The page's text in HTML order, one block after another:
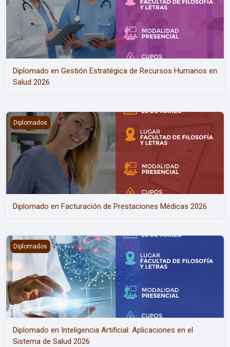
Diplomado en Gestión Estratégica de Recursos Humanos en
Salud 2026
Diplomado en Facturación de Prestaciones Médicas 2026
Diplomados
Diplomado en Facturación de Prestaciones Médicas 2026
Diplomado en Inteligencia Artificial: Aplicaciones en el Sistema
Diplomados
Diplomado en Inteligencia Artificial: Aplicaciones en el
Sistema de Salud 2026